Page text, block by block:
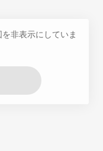
非表示にしていま